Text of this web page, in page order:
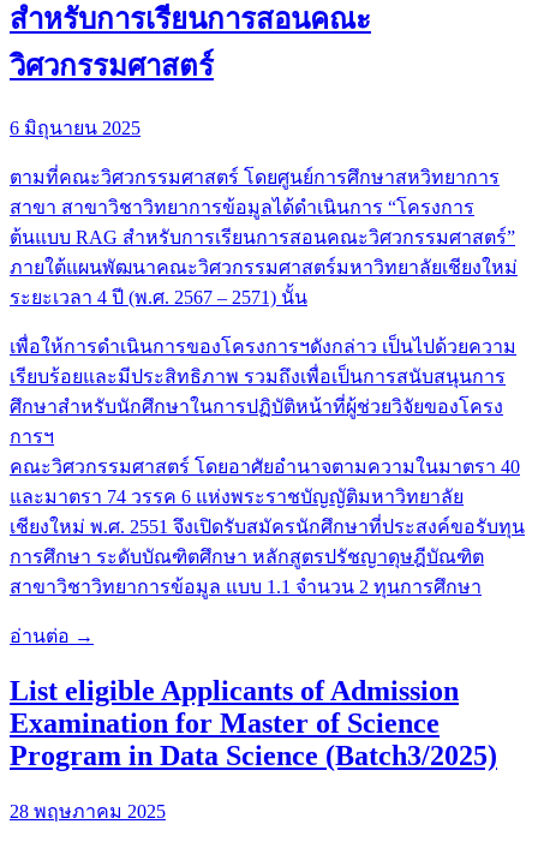
สำหรับการเรียนการสอนคณะ
วิศวกรรมศาสตร์
6 มิถุนายน 2025
ตามที่คณะวิศวกรรมศาสตร์ โดยศูนย์การศึกษาสหวิทยาการ
สาขา สาขาวิชาวิทยาการข้อมูลได้ดำเนินการ “โครงการ
ต้นแบบ RAG สำหรับการเรียนการสอนคณะวิศวกรรมศาสตร์”
ภายใต้แผนพัฒนาคณะวิศวกรรมศาสตร์มหาวิทยาลัยเชียงใหม่
ระยะเวลา 4 ปี (พ.ศ. 2567 – 2571) นั้น
เพื่อให้การดำเนินการของโครงการฯดังกล่าว เป็นไปด้วยความ
เรียบร้อยและมีประสิทธิภาพ รวมถึงเพื่อเป็นการสนับสนุนการ
ศึกษาสำหรับนักศึกษาในการปฏิบัติหน้าที่ผู้ช่วยวิจัยของโครง
การฯ
คณะวิศวกรรมศาสตร์ โดยอาศัยอำนาจตามความในมาตรา 40
และมาตรา 74 วรรค 6 แห่งพระราชบัญญัติมหาวิทยาลัย
เชียงใหม่ พ.ศ. 2551 จึงเปิดรับสมัครนักศึกษาที่ประสงค์ขอรับทุน
การศึกษา ระดับบัณฑิตศึกษา หลักสูตรปรัชญาดุษฎีบัณฑิต
สาขาวิชาวิทยาการข้อมูล แบบ 1.1 จำนวน 2 ทุนการศึกษา
อ่านต่อ →
List eligible Applicants of Admission
Examination for Master of Science
Program in Data Science (Batch3/2025)
28 พฤษภาคม 2025